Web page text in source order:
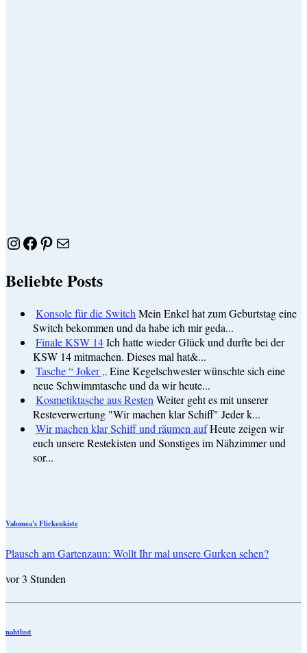
Instagram
Facebook
Pinterest
E-Mail
Beliebte Posts
Konsole für die Switch Mein Enkel hat zum Geburtstag eine
Switch bekommen und da habe ich mir geda...
Finale KSW 14Ich hatte wieder Glück und durfte bei der
KSW 14 mitmachen. Dieses mal hat&...
Tasche “ Joker „ Eine Kegelschwester wünschte sich eine
neue Schwimmtasche und da wir heute...
Kosmetiktasche aus Resten Weiter geht es mit unserer
Resteverwertung "Wir machen klar Schiff" Jeder k...
Wir machen klar Schiff und räumen aufHeute zeigen wir
euch unsere Restekisten und Sonstiges im Nähzimmer und
sor...
Valomea's Flickenkiste
Plausch am Gartenzaun: Wollt Ihr mal unsere Gurken sehen?
vor 3 Stunden
nahtlust